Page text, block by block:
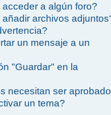
a algún foro?
archivos
un mensaje a un
"Guardar" en la
necesitan ser
un tema?